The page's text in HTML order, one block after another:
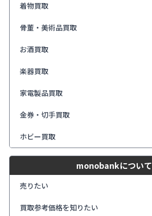
着物買取
骨董・美術品買取
お酒買取
楽器買取
家電製品買取
金券・切手買取
ホビー買取
monobankについて
売りたい
買取参考価格を知りたい